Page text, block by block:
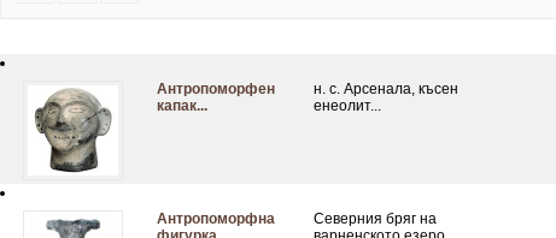
Антропоморфен
капак...
н. с. Арсенала, късен
енеолит...
Антропоморфна
Северния бряг на